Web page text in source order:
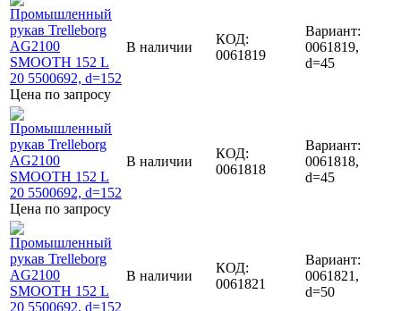
Цена по запросу
В наличии
КОД:
0061819
Вариант:
0061819,
d=45
Цена по запросу
В наличии
КОД:
0061818
Вариант:
0061818,
d=45
В наличии
КОД:
0061821
Вариант:
0061821,
d=50